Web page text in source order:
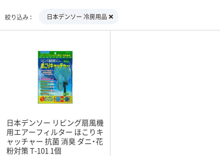
絞り込み 日本デンソー 冷房用品
日本デンソー リビング扇風機
用エアーフィルター ほこりキ
ャッチャー 抗菌 消臭 ダニ・花
粉対策 T-101 1個